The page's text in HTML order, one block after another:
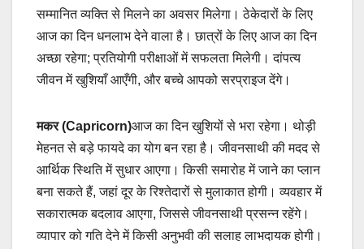
सम्मानित व्यक्ति से मिलने का अवसर मिलेगा। ठेकेदारों के लिए
आज का दिन धनलाभ देने वाला है। छात्रों के लिए आज का दिन
अच्छा रहेगा; प्रतियोगी परीक्षाओं में सफलता मिलेगी। दांपत्य
जीवन में खुशियाँ आएँगी, और बच्चे आपको सरप्राइज देंगे।
मकर (Capricorn)आज का दिन खुशियों से भरा रहेगा। थोड़ी
मेहनत से बड़े फायदे का योग बन रहा है। जीवनसाथी की मदद से
आर्थिक स्थिति में सुधार आएगा। किसी समारोह में जाने का प्लान
बना सकते हैं, जहां दूर के रिश्तेदारों से मुलाकात होगी। व्यवहार में
सकारात्मक बदलाव आएगा, जिससे जीवनसाथी प्रसन्न रहेंगे।
व्यापार को गति देने में किसी अनुभवी की सलाह लाभदायक होगी।